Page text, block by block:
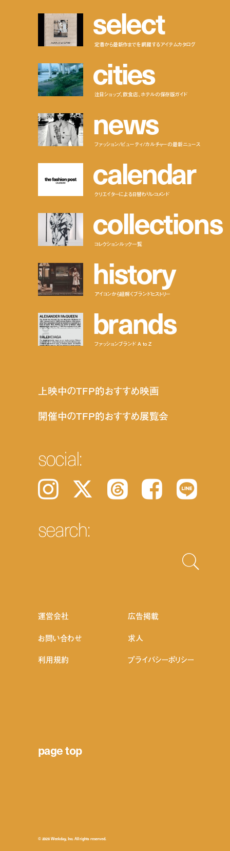
select
定番から最新作までを網羅するアイテムカタログ
cities
注目ショップ、飲食店、ホテルの保存版ガイド
news
ファッション/ビューティ/カルチャーの最新ニュース
calendar
クリエイターによる日替わりレコメンド
collections
コレクションルック一覧
history
アイコンから紐解くブランドヒストリー
brands
ファッションブランド A to Z
上映中のTFP的おすすめ映画
開催中のTFP的おすすめ展覧会
social:
Instagram 𝕏 Threads Facebook LINE
search:
運営会社
広告掲載
お問い合わせ
求人
利用規約 プライバシーポリシー
page top
© 2026 Weekday, Inc. All rights reserved.